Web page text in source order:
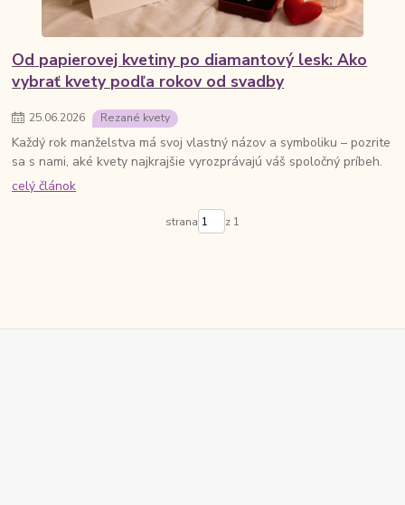
Od papierovej kvetiny po diamantový lesk: Ako
vybrať kvety podľa rokov od svadby
25.06.2026 Rezané kvety
Každý rok manželstva má svoj vlastný názov a symboliku – pozrite
sa s nami, aké kvety najkrajšie vyrozprávajú váš spoločný príbeh.
celý článok
strana z 1